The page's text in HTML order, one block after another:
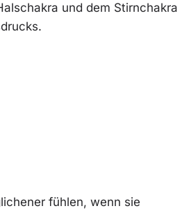
und dem Stirnchakra
fühlen, wenn sie